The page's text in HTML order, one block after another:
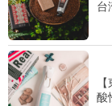
台
酸